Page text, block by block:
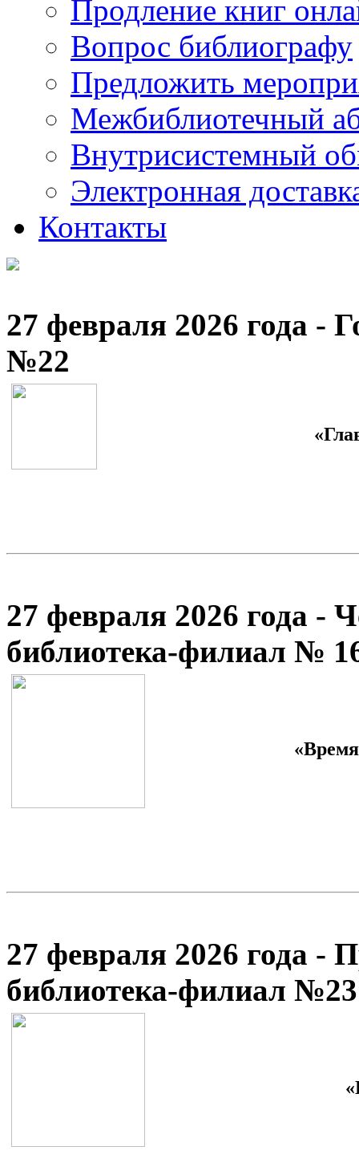
Продление книг
Вопрос библиографу
Предложить
Межбиблиотечный
Внутрисистемный
Электронная
Контакты
27 февраля 2026 года -
№22
27 февраля 2026 года -
библиотека-филиал №
27 февраля 2026 года -
библиотека-филиал №23